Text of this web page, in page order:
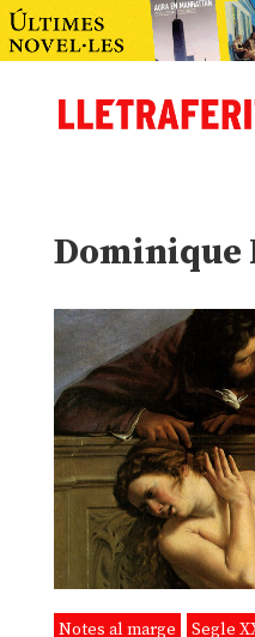
Dominique
Notes al marge Segle